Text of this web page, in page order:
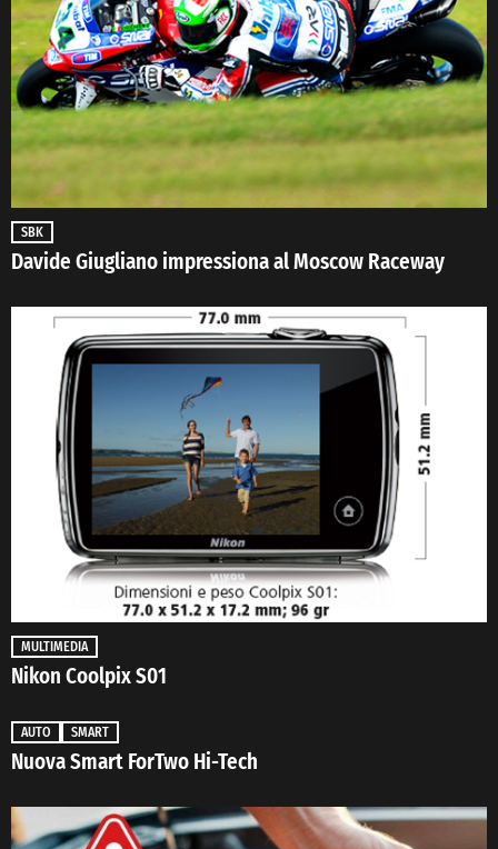
SBK
Davide Giugliano impressiona al Moscow Raceway
MULTIMEDIA
Nikon Coolpix S01
AUTO SMART
Nuova Smart ForTwo Hi-Tech